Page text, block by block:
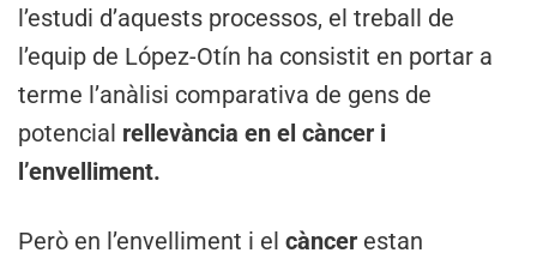
l’estudi d’aquests processos, el treball de
l’equip de López-Otín ha consistit en portar a
terme l’anàlisi comparativa de gens de
potencial rellevància en el càncer i
l’envelliment.
Però en l’envelliment i el càncer estan